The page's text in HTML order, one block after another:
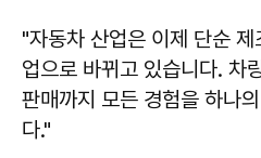
"자동차 산업은 이제 단순
업으로 바뀌고 있습니다. 차
판매까지 모든 경험을 하나
다."